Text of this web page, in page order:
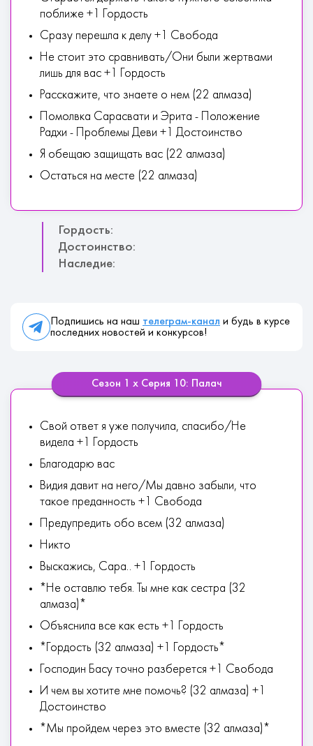
поближе +1 Гордость
Сразу перешла к делу +1 Свобода
Не стоит это сравнивать/Они были жертвами
лишь для вас +1 Гордость
Расскажите, что знаете о нем (22 алмаза)
Помолвка Сарасвати и Эрита - Положение
Радхи - Проблемы Деви +1 Достоинство
Я обещаю защищать вас (22 алмаза)
Остаться на месте (22 алмаза)
Гордость:
Достоинство:
Наследие:
Подпишись на наш телеграм-канал и будь в курсе
последних новостей и конкурсов!
Сезон 1 х Серия 10: Палач
Свой ответ я уже получила, спасибо/Не
видела +1 Гордость
Благодарю вас
Видия давит на него/Мы давно забыли, что
такое преданность +1 Свобода
Предупредить обо всем (32 алмаза)
Никто
Выскажись, Сара.. +1 Гордость
*Не оставлю тебя. Ты мне как сестра (32
алмаза)*
Объяснила все как есть +1 Гордость
*Гордость (32 алмаза) +1 Гордость*
Господин Басу точно разберется +1 Свобода
И чем вы хотите мне помочь? (32 алмаза) +1
Достоинство
*Мы пройдем через это вместе (32 алмаза)*